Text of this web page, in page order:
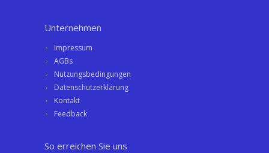
Unternehmen
Impressum
AGBs
Nutzungsbedingungen
Datenschutzerklärung
Kontakt
Feedback
So erreichen Sie uns